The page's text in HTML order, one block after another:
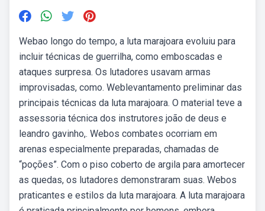
Webao longo do tempo, a luta marajoara evoluiu para
incluir técnicas de guerrilha, como emboscadas e
ataques surpresa. Os lutadores usavam armas
improvisadas, como. Weblevantamento preliminar das
principais técnicas da luta marajoara. O material teve a
assessoria técnica dos instrutores joão de deus e
leandro gavinho,. Webos combates ocorriam em
arenas especialmente preparadas, chamadas de
“poções”. Com o piso coberto de argila para amortecer
as quedas, os lutadores demonstraram suas. Webos
praticantes e estilos da luta marajoara. A luta marajoara